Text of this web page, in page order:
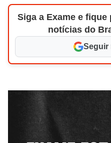
Siga a Exame e
notícias do
Seguir